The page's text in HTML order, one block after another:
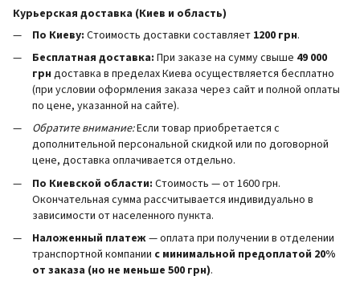
Курьерская доставка (Киев и область)
По Киеву: Стоимость доставки составляет 1200 грн.
Бесплатная доставка: При заказе на сумму свыше 49 000
грн доставка в пределах Киева осуществляется бесплатно
(при условии оформления заказа через сайт и полной оплаты
по цене, указанной на сайте).
Обратите внимание:Если товар приобретается с
дополнительной персональной скидкой или по договорной
цене, доставка оплачивается отдельно.
По Киевской области: Стоимость — от 1600 грн.
Окончательная сумма рассчитывается индивидуально в
зависимости от населенного пункта.
Наложенный платеж— оплата при получении в отделении
транспортной компании с минимальной предоплатой 20%
от заказа (но не меньше 500 грн).